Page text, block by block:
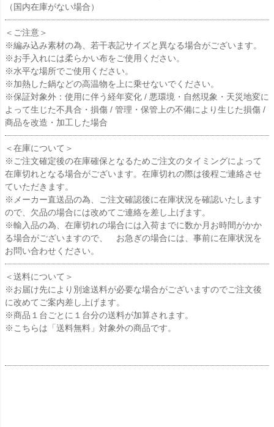
（国内在庫がない場合）
＜ご注意＞
※編み込み素材の為、若干表記サイズと異なる場合がございます。
※お手入れには柔らかい布をご使用ください。
※水平な場所でご使用ください。
※加熱した鍋などの高温物を上に乗せないでください。
※保証対象外：使用に伴う経年変化 / 悪環境・自然現象・天災地変に
よって生じた不具合・損傷 / 管理・保管上の不備により生じた損傷 /
商品を改造・加工した場合
＜在庫について＞
※ご注文確定後の在庫確保となるためご注文のタイミングによって
在庫切れとなる場合がございます。在庫切れの際は後程ご連絡させ
ていただきます。
※メーカー直送品の為、ご注文確認後に在庫状況を確認いたします
ので、欠品の場合には改めてご連絡を差し上げます。
※輸入品の為、在庫切れの場合には入荷までに数か月お時間がかか
る場合がございますので、 お急ぎの場合には、事前に在庫状況を
お問い合わせください。
＜送料について＞
※お届け先により別途送料が必要な場合がございますのでご注文後
に改めてご案内差し上げます。
※商品１台ごとに１台分の送料が加算されます。
※こちらは「送料無料」対象外の商品です。